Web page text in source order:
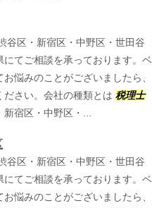
谷区・新宿区・中野区・世田谷
てご相談を承っております。ベ
悩みのことがございましたら、
さい。会社の種類とは 税理士
宿区・中野区・...
谷区・新宿区・中野区・世田谷
てご相談を承っております。ベ
悩みのことがございましたら、